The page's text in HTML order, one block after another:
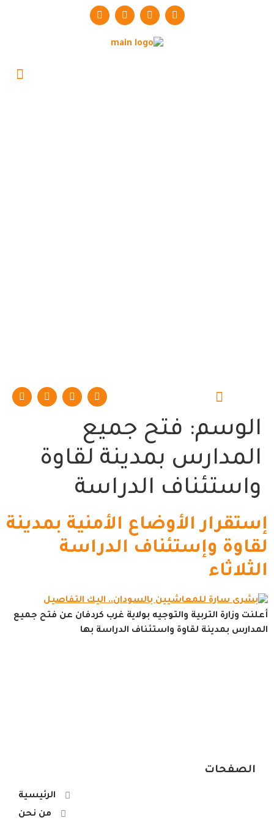
الوسم: فتح جميع
المدارس بمدينة لقاوة
واستئناف الدراسة
إستقرار الأوضاع الأمنية بمدينة
لقاوة وإستئناف الدراسة
الثلاثاء
أعلنت وزارة التربية والتوجيه بولاية غرب كردفان عن فتح جميع
المدارس بمدينة لقاوة واستئناف الدراسة بها
الصفحات
الرئيسية
من نحن